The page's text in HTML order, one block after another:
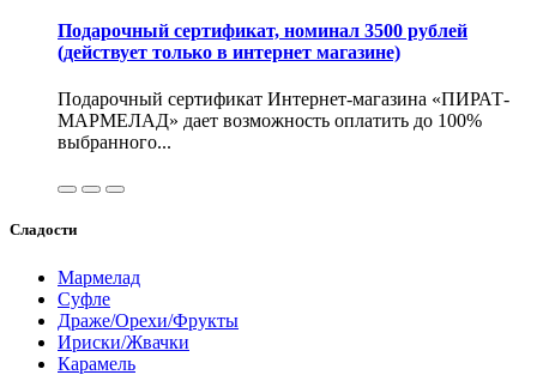
Подарочный сертификат, номинал 3500 рублей
(действует только в интернет магазине)
Подарочный сертификат Интернет-магазина «ПИРАТ-
МАРМЕЛАД» дает возможность оплатить до 100%
выбранного...
Сладости
Мармелад
Суфле
Драже/Орехи/Фрукты
Ириски/Жвачки
Карамель